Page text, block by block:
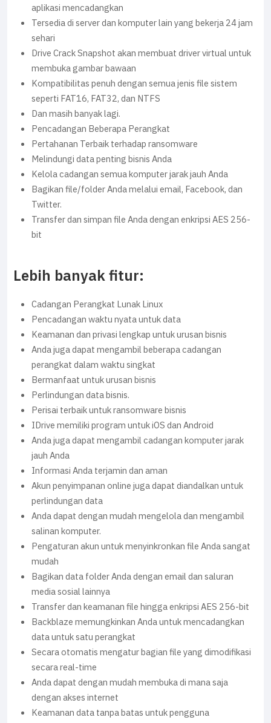
aplikasi mencadangkan
Tersedia di server dan komputer lain yang bekerja 24 jam
sehari
Drive Crack Snapshot akan membuat driver virtual untuk
membuka gambar bawaan
Kompatibilitas penuh dengan semua jenis file sistem
seperti FAT16, FAT32, dan NTFS
Dan masih banyak lagi.
Pencadangan Beberapa Perangkat
Pertahanan Terbaik terhadap ransomware
Melindungi data penting bisnis Anda
Kelola cadangan semua komputer jarak jauh Anda
Bagikan file/folder Anda melalui email, Facebook, dan
Twitter.
Transfer dan simpan file Anda dengan enkripsi AES 256-
bit
Lebih banyak fitur:
Cadangan Perangkat Lunak Linux
Pencadangan waktu nyata untuk data
Keamanan dan privasi lengkap untuk urusan bisnis
Anda juga dapat mengambil beberapa cadangan
perangkat dalam waktu singkat
Bermanfaat untuk urusan bisnis
Perlindungan data bisnis.
Perisai terbaik untuk ransomware bisnis
IDrive memiliki program untuk iOS dan Android
Anda juga dapat mengambil cadangan komputer jarak
jauh Anda
Informasi Anda terjamin dan aman
Akun penyimpanan online juga dapat diandalkan untuk
perlindungan data
Anda dapat dengan mudah mengelola dan mengambil
salinan komputer.
Pengaturan akun untuk menyinkronkan file Anda sangat
mudah
Bagikan data folder Anda dengan email dan saluran
media sosial lainnya
Transfer dan keamanan file hingga enkripsi AES 256-bit
Backblaze memungkinkan Anda untuk mencadangkan
data untuk satu perangkat
Secara otomatis mengatur bagian file yang dimodifikasi
secara real-time
Anda dapat dengan mudah membuka di mana saja
dengan akses internet
Keamanan data tanpa batas untuk pengguna